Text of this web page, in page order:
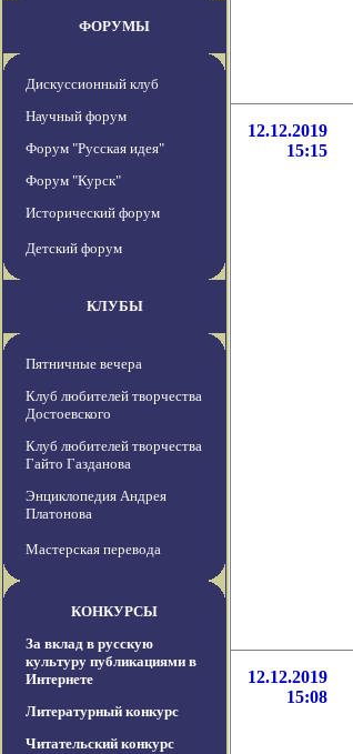
ФОРУМЫ
Дискуссионный клуб
Научный форум
Форум "Русская идея"
Форум "Курск"
Исторический форум
Детский форум
КЛУБЫ
Пятничные вечера
Клуб любителей творчества
Достоевского
Клуб любителей творчества
Гайто Газданова
Энциклопедия Андрея
Платонова
Мастерская перевода
КОНКУРСЫ
За вклад в русскую
культуру публикациями в
Интернете
Литературный конкурс
Читательский конкурс
12.12.2019
15:15
12.12.2019
15:08